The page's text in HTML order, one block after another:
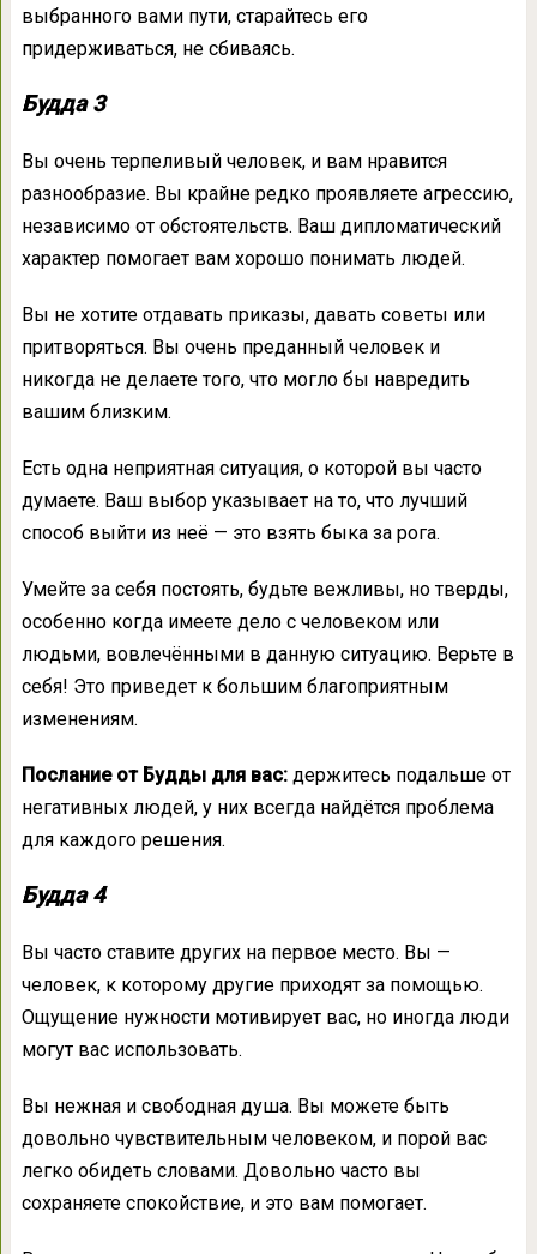
выбранного вами пути, старайтесь его
придерживаться, не сбиваясь.
Будда 3
Вы очень терпеливый человек, и вам нравится
разнообразие. Вы крайне редко проявляете агрессию,
независимо от обстоятельств. Ваш дипломатический
характер помогает вам хорошо понимать людей.
Вы не хотите отдавать приказы, давать советы или
притворяться. Вы очень преданный человек и
никогда не делаете того, что могло бы навредить
вашим близким.
Есть одна неприятная ситуация, о которой вы часто
думаете. Ваш выбор указывает на то, что лучший
способ выйти из неё — это взять быка за рога.
Умейте за себя постоять, будьте вежливы, но тверды,
особенно когда имеете дело с человеком или
людьми, вовлечёнными в данную ситуацию. Верьте в
себя! Это приведет к большим благоприятным
изменениям.
Послание от Будды для вас:держитесь подальше от
негативных людей, у них всегда найдётся проблема
для каждого решения.
Будда 4
Вы часто ставите других на первое место. Вы —
человек, к которому другие приходят за помощью.
Ощущение нужности мотивирует вас, но иногда люди
могут вас использовать.
Вы нежная и свободная душа. Вы можете быть
довольно чувствительным человеком, и порой вас
легко обидеть словами. Довольно часто вы
сохраняете спокойствие, и это вам помогает.